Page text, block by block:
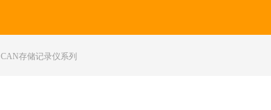
CAN存储记录仪系列